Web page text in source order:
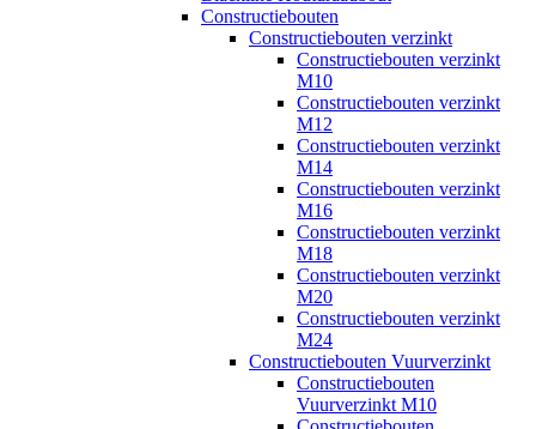
Constructiebouten
Constructiebouten verzinkt
Constructiebouten verzinkt
M10
Constructiebouten verzinkt
M12
Constructiebouten verzinkt
M14
Constructiebouten verzinkt
M16
Constructiebouten verzinkt
M18
Constructiebouten verzinkt
M20
Constructiebouten verzinkt
M24
Constructiebouten Vuurverzinkt
Constructiebouten
Vuurverzinkt M10